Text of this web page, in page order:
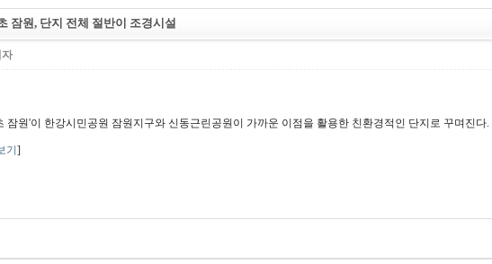
잠원, 단지 전체 절반이 조경시설
자
잠원'이 한강시민공원 잠원지구와 신동근린공원이 가까운 이점을 활용한 친환경적인 단지로 꾸며진다.
기 ]